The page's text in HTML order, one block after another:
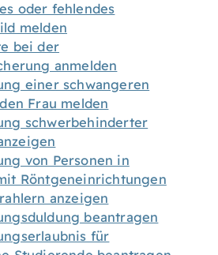
oder fehlendes
melden
bei der
anmelden
einer schwangeren
Frau melden
schwerbehinderter
von Personen in
Röntgeneinrichtungen
anzeigen
beantragen
für